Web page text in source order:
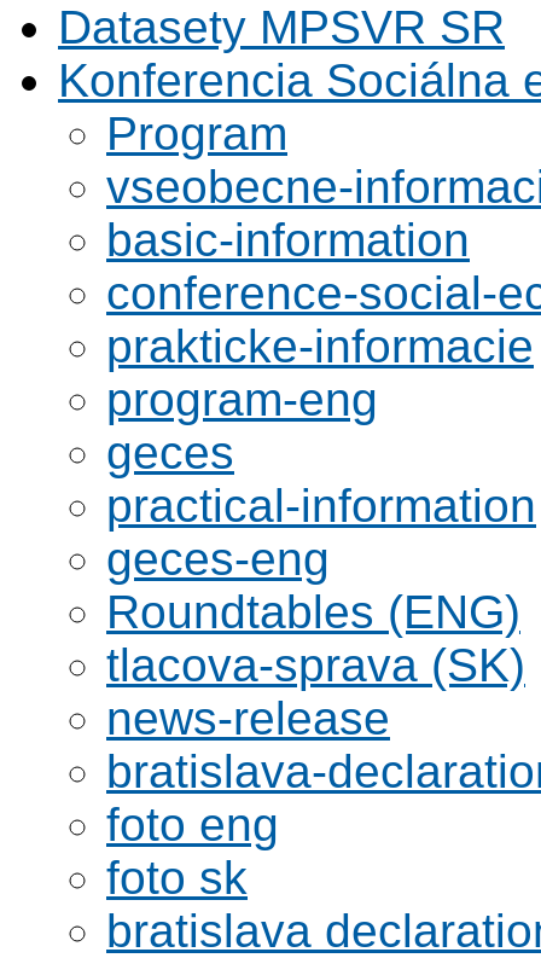
Datasety MPSVR SR
Konferencia Sociálna
Program
vseobecne-
basic-information
conference-social-
prakticke-informacie
program-eng
geces
practical-information
geces-eng
Roundtables (ENG)
tlacova-sprava (SK)
news-release
bratislava-
foto eng
foto sk
bratislava